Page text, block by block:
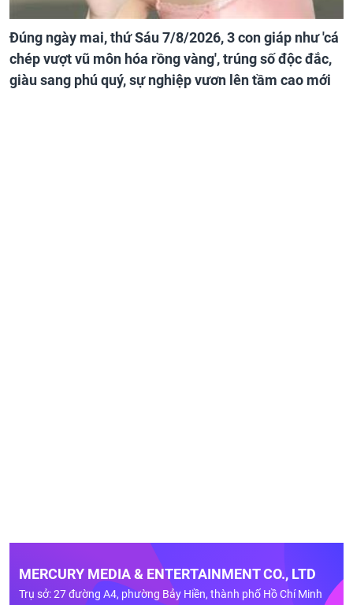
Đúng ngày mai, thứ Sáu 7/8/2026, 3 con giáp như 'cá
chép vượt vũ môn hóa rồng vàng', trúng số độc đắc,
giàu sang phú quý, sự nghiệp vươn lên tầm cao mới
MERCURY MEDIA & ENTERTAINMENT CO., LTD
Trụ sở: 27 đường A4, phường Bảy Hiền, thành phố Hồ Chí Minh